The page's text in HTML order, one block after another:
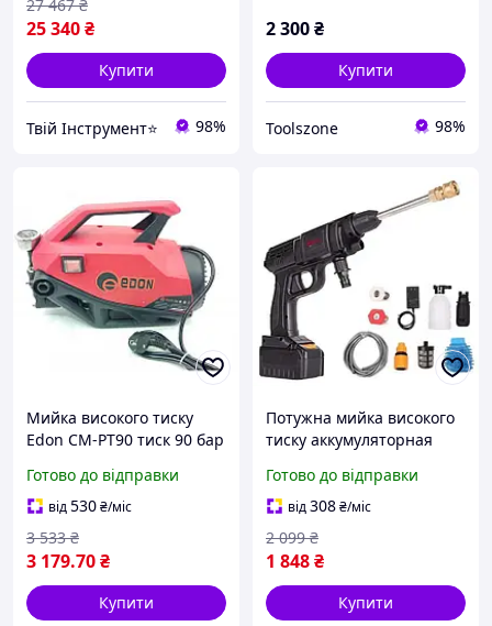
25 340₴
27 467 ₴
Купити
Твій Інструмент⭐ 98%
2 300₴
Купити
Toolszone 98%
Мийка високого тиску
Edon CM-PT90 тиск 90 бар
450 л/год
Готово до відправки
від530₴/міс
3 179.70₴
3 533 ₴
Купити
Потужна мийка високого
тиску аккумуляторная
21V 4Ah +ЗП
Готово до відправки
від308₴/міс
1 848₴
2 099 ₴
Купити